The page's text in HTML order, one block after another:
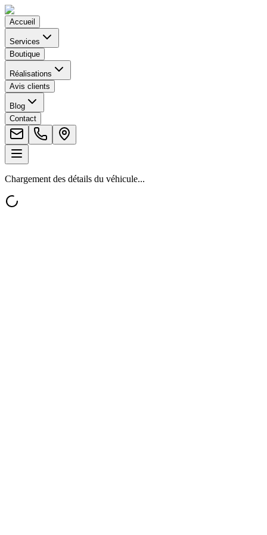
Accueil
Services
Boutique
Réalisations
Avis clients
Blog
Contact
Chargement des détails du véhicule...